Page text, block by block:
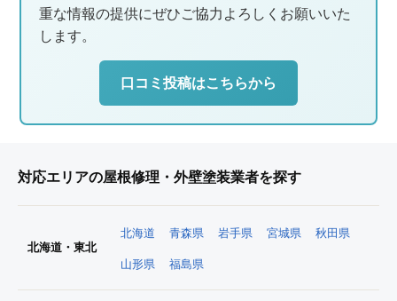
重な情報の提供にぜひご協力よろしくお願いいた
します。
口コミ投稿はこちらから
対応エリアの屋根修理・外壁塗装業者を探す
北海道・東北
北海道 青森県 岩手県 宮城県 秋田県
山形県 福島県